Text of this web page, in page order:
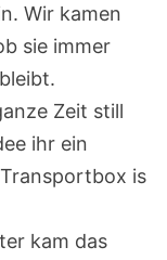
Wir kamen
sie immer
Zeit still
ihr ein
is
kam das